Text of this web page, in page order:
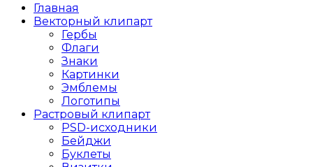
Главная
Векторный клипарт
Гербы
Флаги
Знаки
Картинки
Эмблемы
Логотипы
Растровый клипарт
PSD-исходники
Бейджи
Буклеты